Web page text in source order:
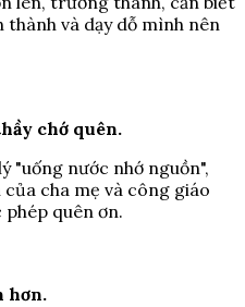
và dạy dỗ mình nên
chớ quên.
"uống nước nhớ nguồn",
cha mẹ và công giáo
quên ơn.
hơn.